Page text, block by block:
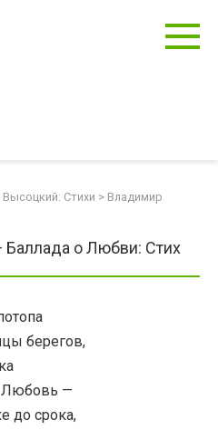
Стихи > Владимир
о Любви: Стих
берегов,
Любовь —
до срока,